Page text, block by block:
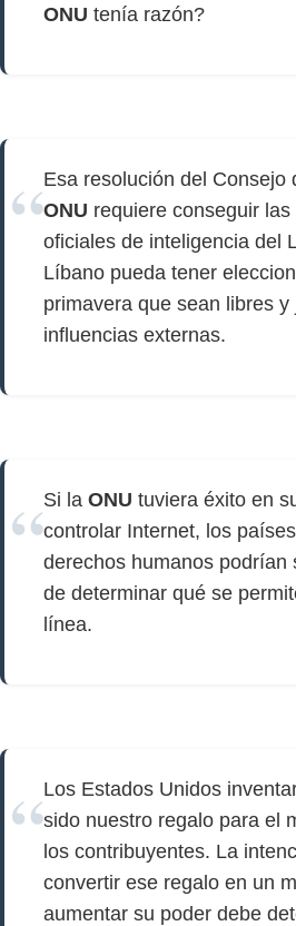
ONU tenía razón?
Esa resolución del Consejo
ONU requiere conseguir
oficiales de inteligencia del
Líbano pueda tener
primavera que sean libres
influencias externas.
Si la ONU tuviera éxito en
controlar Internet, los
derechos humanos podrían
de determinar qué se
línea.
Los Estados Unidos
sido nuestro regalo para el
los contribuyentes. La
convertir ese regalo en un
aumentar su poder debe